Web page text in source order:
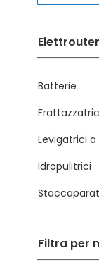
Batterie
Levigatrici a
Idropulitrici
Filtra per